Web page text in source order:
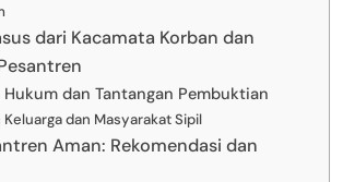
dari Kacamata Korban dan
Hukum dan Tantangan Pembuktian
Keluarga dan Masyarakat Sipil
Aman: Rekomendasi dan